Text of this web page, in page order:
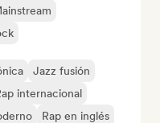
Jazz fusión
internacional
Rap en inglés